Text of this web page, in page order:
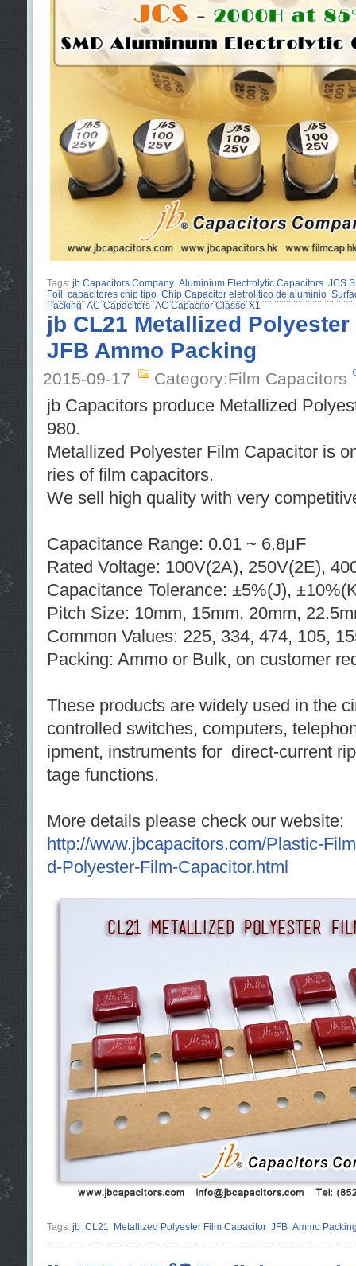
Tags: jb Capacitors Company Aluminium Electrolytic Capacitors JCS
Foil capacitores chip tipo Chip Capacitor eletrolítico de alumínio
Packing AC-Capacitors AC Capacitor Classe-X1
jb CL21 Metallized
JFB Ammo Packing
2015-09-17 Category:Film Capacitors
jb Capacitors produce Metallized
980.
Metallized Polyester Film Capacitor is
ries of film capacitors.
We sell high quality with very
Capacitance Range: 0.01 ~ 6.8μF
Rated Voltage: 100V(2A), 250V(2E),
Capacitance Tolerance: ±5%(J),
Pitch Size: 10mm, 15mm, 20mm,
Common Values: 225, 334, 474, 105,
Packing: Ammo or Bulk, on customer
These products are widely used in the
controlled switches, computers,
ipment, instruments for direct-current
tage functions.
More details please check our website:
http://www.jbcapacitors.com/Plastic-
d-Polyester-Film-Capacitor.html
Tags: jb CL21 Metallized Polyester Film Capacitor JFB Ammo